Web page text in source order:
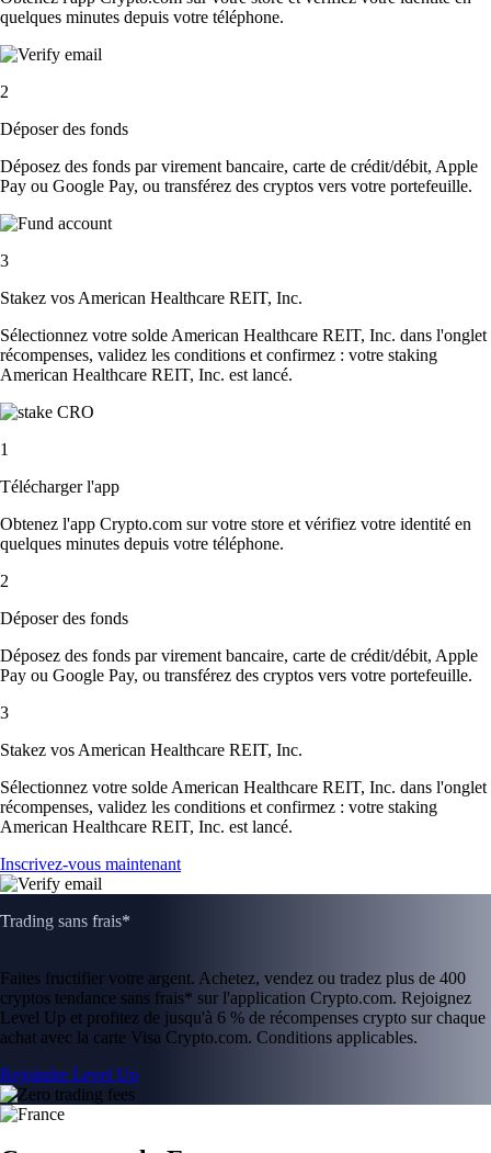
quelques minutes depuis votre téléphone.
2
Déposer des fonds
Déposez des fonds par virement bancaire, carte de crédit/débit, Apple
Pay ou Google Pay, ou transférez des cryptos vers votre portefeuille.
3
Stakez vos American Healthcare REIT, Inc.
Sélectionnez votre solde American Healthcare REIT, Inc. dans l'onglet
récompenses, validez les conditions et confirmez : votre staking
American Healthcare REIT, Inc. est lancé.
1
Télécharger l'app
Obtenez l'app Crypto.com sur votre store et vérifiez votre identité en
quelques minutes depuis votre téléphone.
2
Déposer des fonds
Déposez des fonds par virement bancaire, carte de crédit/débit, Apple
Pay ou Google Pay, ou transférez des cryptos vers votre portefeuille.
3
Stakez vos American Healthcare REIT, Inc.
Sélectionnez votre solde American Healthcare REIT, Inc. dans l'onglet
récompenses, validez les conditions et confirmez : votre staking
American Healthcare REIT, Inc. est lancé.
Inscrivez-vous maintenant
Trading sans frais*
Faites fructifier votre argent. Achetez, vendez ou tradez plus de 400
cryptos tendance sans frais* sur l'application Crypto.com. Rejoignez
Level Up et profitez de jusqu'à 6 % de récompenses crypto sur chaque
achat avec la carte Visa Crypto.com. Conditions applicables.
Rejoindre Level Up